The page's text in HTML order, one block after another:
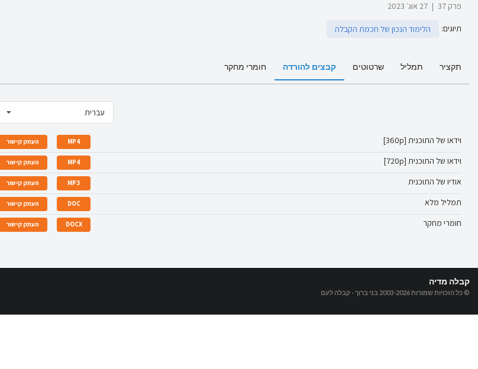
פרק 37 | 27 אוג׳ 2023
תיוגים: הלימוד הנכון של חכמת הקבלה
תקציר תמליל שרטוטים קבצים להורדה חומרי מחקר
עברית
וידאו של התוכנית [360p] MP4 העתק קישור
וידאו של התוכנית [720p] MP4 העתק קישור
אודיו של התוכנית MP3 העתק קישור
תמליל מלא DOC העתק קישור
חומרי מחקר DOCX העתק קישור
קבלה מדיה
© כל הזכויות שמורות 2003-2026 בני ברוך - קבלה לעם